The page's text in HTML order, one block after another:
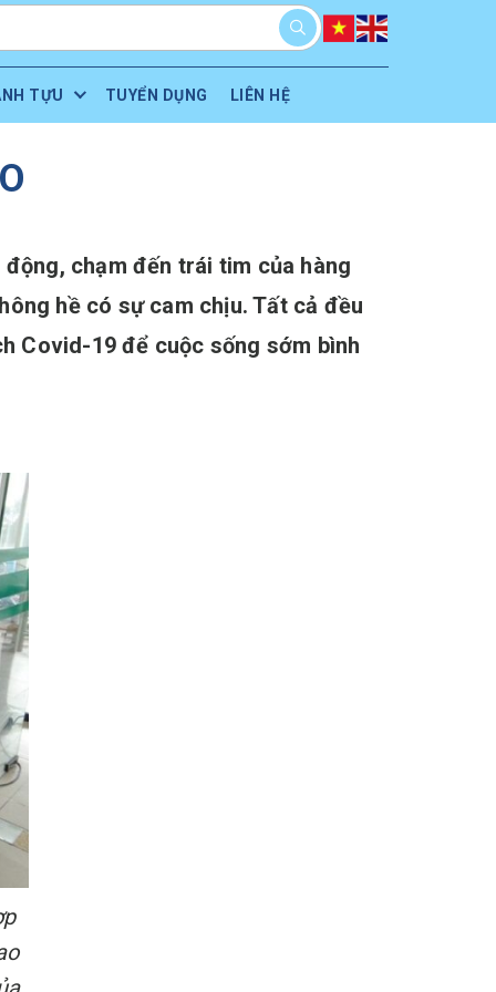
TỰU TUYỂN DỤNG LIÊN HỆ
chạm đến trái tim của hàng
hề có sự cam chịu. Tất cả đều
Covid-19 để cuộc sống sớm bình